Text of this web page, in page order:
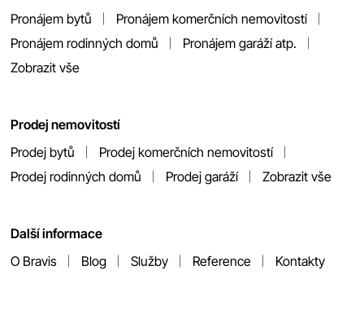
Pronájem bytů
Pronájem komerčních nemovitostí
Pronájem rodinných domů
Pronájem garáží atp.
Zobrazit vše
Prodej nemovitostí
Prodej bytů
Prodej komerčních nemovitostí
Prodej rodinných domů
Prodej garáží Zobrazit vše
Další informace
O Bravis
Blog Služby Reference Kontakty